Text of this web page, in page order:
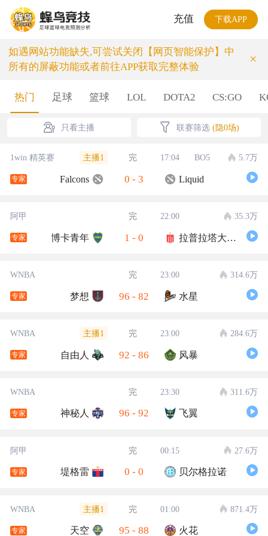
充值 下载APP
如遇网站功能缺失,可尝试关闭【网页智能保护】中
所有的屏蔽功能或者前往APP获取完整体验
×
热门 足球 篮球 LOL DOTA2 CS:GO
只看主播 联赛筛选 (隐0场)
1win 精英赛 主播1 完 17:04 BO5 5.7万
专家 Falcons 0 - 3 Liquid
阿甲 完 22:00 35.3万
专家 博卡青年 1 - 0 拉普拉塔大学生
WNBA 完 23:00 314.6万
专家 梦想 96 - 82 水星
WNBA 主播1 完 23:00 284.6万
专家 自由人 92 - 86 风暴
WNBA 完 23:30 311.6万
专家 神秘人 96 - 92 飞翼
阿甲 完 00:15 27.6万
专家 堤格雷 0 - 0 贝尔格拉诺
WNBA 主播1 完 01:00 871.4万
专家 天空 95 - 88 火花